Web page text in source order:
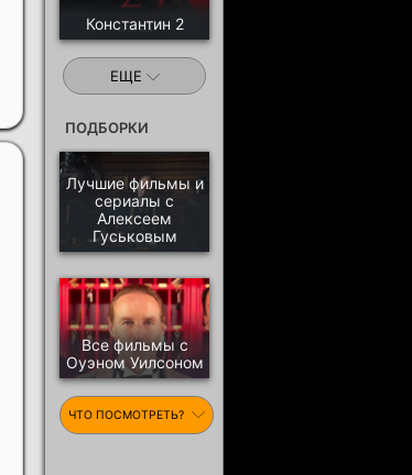
Константин 2
ЕЩЕ
ПОДБОРКИ
Лучшие фильмы и
сериалы с
Алексеем
Гуськовым
Все фильмы с
Оуэном Уилсоном
ЧТО ПОСМОТРЕТЬ?